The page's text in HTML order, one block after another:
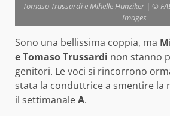
Tomaso Trussardi e Mihelle Hunziker | ©
Images
Sono una bellissima coppia, ma
e Tomaso Trussardi non stanno
genitori. Le voci si rincorrono
stata la conduttrice a smentire la
il settimanaleA.